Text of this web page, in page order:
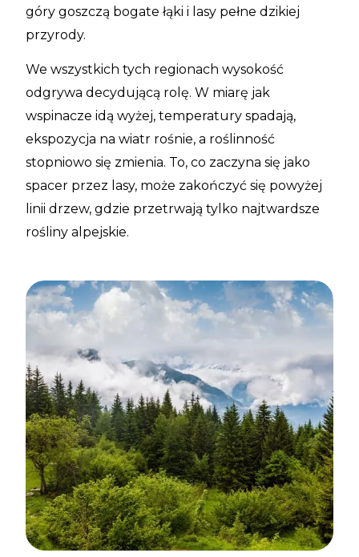
góry goszczą bogate łąki i lasy pełne dzikiej
przyrody.
We wszystkich tych regionach wysokość
odgrywa decydującą rolę. W miarę jak
wspinacze idą wyżej, temperatury spadają,
ekspozycja na wiatr rośnie, a roślinność
stopniowo się zmienia. To, co zaczyna się jako
spacer przez lasy, może zakończyć się powyżej
linii drzew, gdzie przetrwają tylko najtwardsze
rośliny alpejskie.